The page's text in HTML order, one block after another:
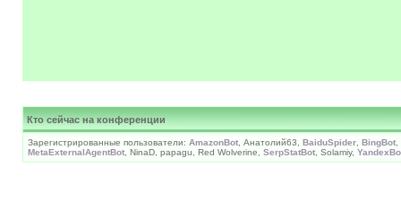
Кто сейчас на конференции
Зарегистрированные пользователи: AmazonBot , Анатолий63, BaiduSpider BingBot
MetaExternalAgentBot , NinaD, papagu, Red Wolverine, SerpStatBot , Solamiy,